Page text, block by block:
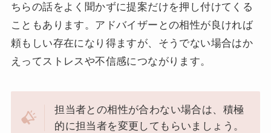
ちらの話をよく聞かずに提案だけを押し付けてくる
こともあります。アドバイザーとの相性が良ければ
頼もしい存在になり得ますが、そうでない場合はか
えってストレスや不信感につながります。
担当者との相性が合わない場合は、積極
的に担当者を変更してもらいましょう。